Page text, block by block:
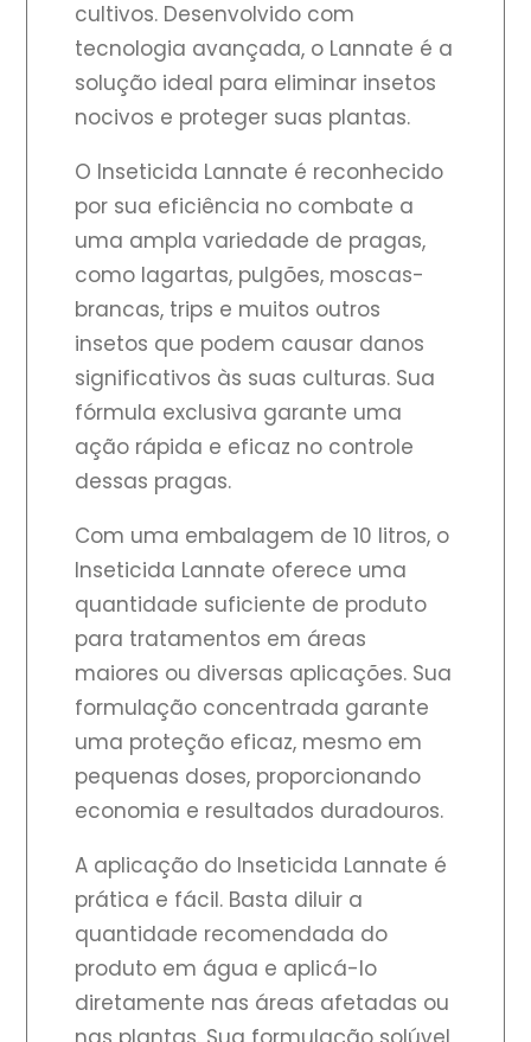
cultivos. Desenvolvido com
tecnologia avançada, o Lannate é a
solução ideal para eliminar insetos
nocivos e proteger suas plantas.
O Inseticida Lannate é reconhecido
por sua eficiência no combate a
uma ampla variedade de pragas,
como lagartas, pulgões, moscas-
brancas, trips e muitos outros
insetos que podem causar danos
significativos às suas culturas. Sua
fórmula exclusiva garante uma
ação rápida e eficaz no controle
dessas pragas.
Com uma embalagem de 10 litros, o
Inseticida Lannate oferece uma
quantidade suficiente de produto
para tratamentos em áreas
maiores ou diversas aplicações. Sua
formulação concentrada garante
uma proteção eficaz, mesmo em
pequenas doses, proporcionando
economia e resultados duradouros.
A aplicação do Inseticida Lannate é
prática e fácil. Basta diluir a
quantidade recomendada do
produto em água e aplicá-lo
diretamente nas áreas afetadas ou